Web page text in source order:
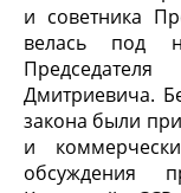
и советника
велась под
Дмитриевича.
закона были
и
обсуждения